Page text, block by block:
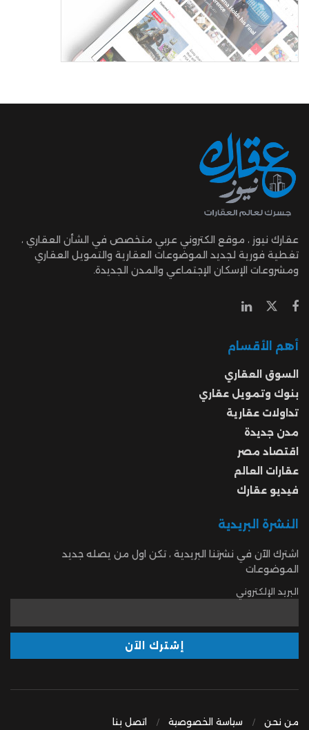
عقارك نيوز ، موقع الكتروني عربي متخصص في الشأن العقاري ،
تغطية فورية لجديد الموضوعات العقارية والتمويل العقاري
ومشروعات الإسكان الإجتماعي والمدن الجديدة.
أهم الأقسام
السوق العقاري
بنوك وتمويل عقاري
تداولات عقارية
مدن جديدة
اقتصاد مصر
عقارات العالم
فيديو عقارك
النشرة البريدية
اشترك الآن في نشرتنا البريدية ، تكن اول من يصله جديد
الموضوعات
البريد الإلكتروني
من نحن سياسة الخصوصية اتصل بنا